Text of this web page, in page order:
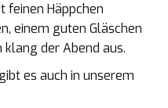
feinen Häppchen
einem guten Gläschen
der Abend aus.
es auch in unserem